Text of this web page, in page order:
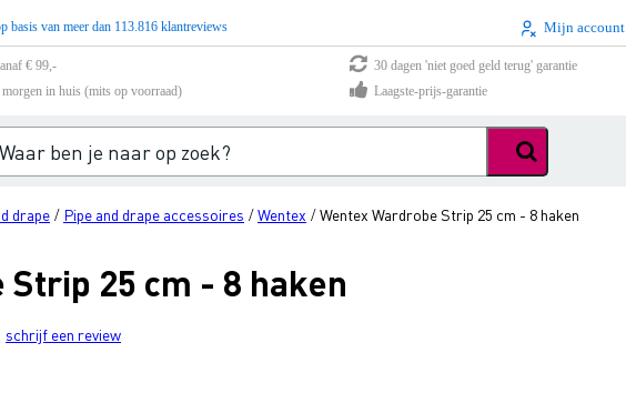
basis van meer dan 113.816 klantreviews Mijn account
€ 99,-
30 dagen 'niet goed geld terug' garantie
in huis (mits op voorraad)
Laagste-prijs-garantie
drape / Pipe and drape accessoires /Wentex /Wentex Wardrobe Strip 25 cm - 8 haken
25 cm - 8 haken
schrijf een review